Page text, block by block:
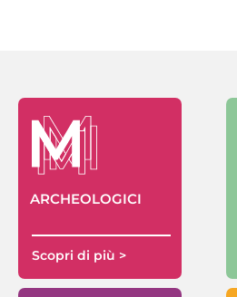
ARCHEOLOGICI
Scopri di più >